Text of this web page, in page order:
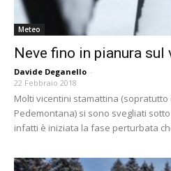
Meteo
Neve fino in pianura sul
Davide Deganello -
22 Febbraio 2018
Molti vicentini stamattina
Pedemontana) si sono svegliati
infatti è iniziata la fase perturbata